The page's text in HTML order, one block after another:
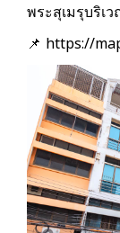
พระสุเมรุบริเ
📌 https://